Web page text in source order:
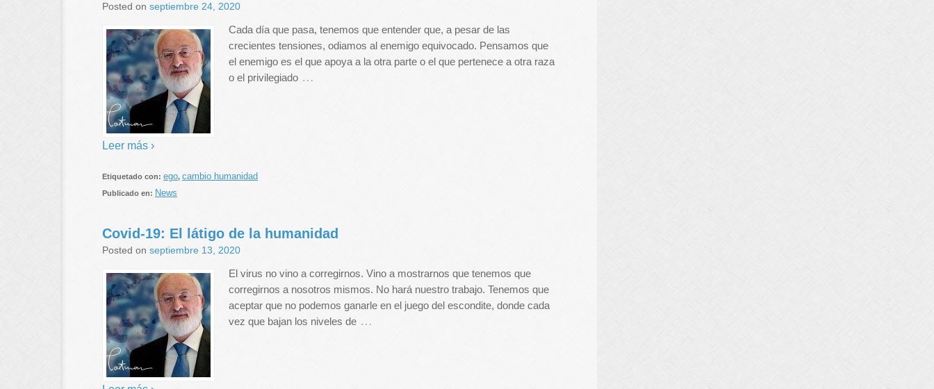
Posted on septiembre 24, 2020
Cada día que pasa, tenemos que entender que, a pesar de las
crecientes tensiones, odiamos al enemigo equivocado. Pensamos que
el enemigo es el que apoya a la otra parte o el que pertenece a otra raza
o el privilegiado …
Leer más ›
Etiquetado con: ego, cambio humanidad
Publicado en: News
Covid-19: El látigo de la humanidad
Posted on septiembre 13, 2020
El virus no vino a corregirnos. Vino a mostrarnos que tenemos que
corregirnos a nosotros mismos. No hará nuestro trabajo. Tenemos que
aceptar que no podemos ganarle en el juego del escondite, donde cada
vez que bajan los niveles de …